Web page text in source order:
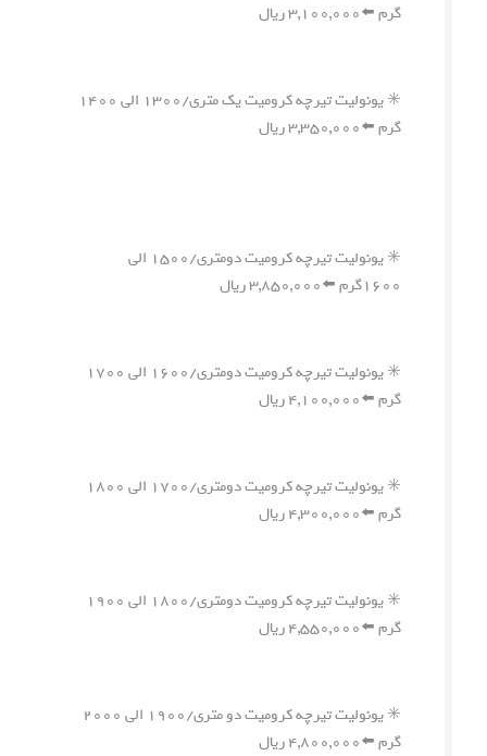
گرم ⬅️۳,۱۰۰,۰۰۰ ریال
✳️ یونولیت تیرچه کرومیت یک متری/۱۳۰۰ الی ۱۴۰۰
گرم ⬅️۳,۳۵۰,۰۰۰ ریال
✳️ یونولیت تیرچه کرومیت دومتری/۱۵۰۰ الی
۱۶۰۰گرم ⬅️۳,۸۵۰,۰۰۰ ریال
✳️ یونولیت تیرچه کرومیت دومتری/۱۶۰۰ الی ۱۷۰۰
گرم ⬅️۴,۱۰۰,۰۰۰ ریال
✳️ یونولیت تیرچه کرومیت دومتری/۱۷۰۰ الی ۱۸۰۰
گرم ⬅️۴,۳۰۰,۰۰۰ ریال
✳️ یونولیت تیرچه کرومیت دومتری/۱۸۰۰ الی ۱۹۰۰
گرم ⬅️۴,۵۵۰,۰۰۰ ریال
✳️ یونولیت تیرچه کرومیت دو متری/۱۹۰۰ الی ۲۰۰۰
گرم ⬅️۴,۸۰۰,۰۰۰ ریال